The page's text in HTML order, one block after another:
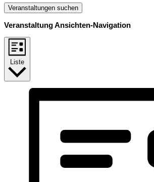
Veranstaltungen suchen
Veranstaltung Ansichten-Navigation
Liste